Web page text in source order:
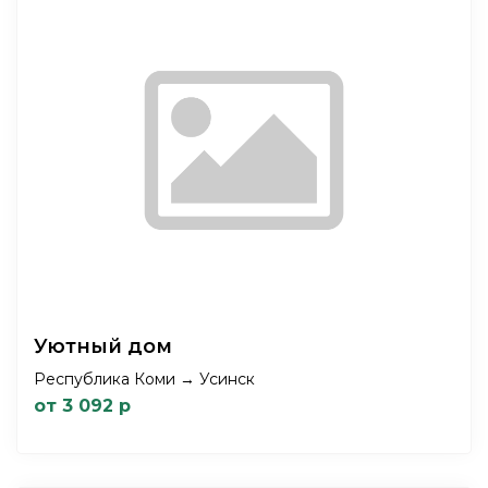
Уютный дом
Республика Коми → Усинск
от 3 092 р